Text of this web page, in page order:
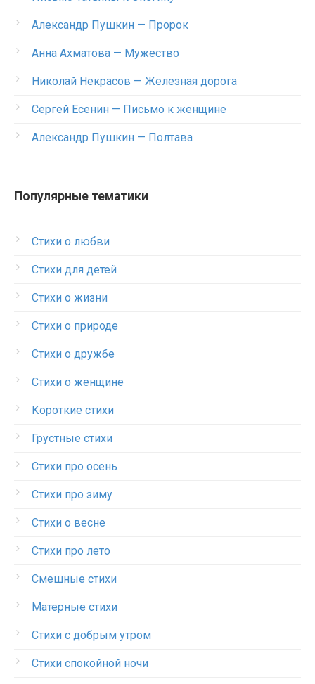
Александр Пушкин — Пророк
Анна Ахматова — Мужество
Николай Некрасов — Железная дорога
Сергей Есенин — Письмо к женщине
Александр Пушкин — Полтава
Популярные тематики
Стихи о любви
Стихи для детей
Стихи о жизни
Стихи о природе
Стихи о дружбе
Стихи о женщине
Короткие стихи
Грустные стихи
Стихи про осень
Стихи про зиму
Стихи о весне
Стихи про лето
Смешные стихи
Матерные стихи
Стихи с добрым утром
Стихи спокойной ночи